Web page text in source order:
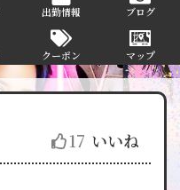
出勤情報 ブログ
クーポン マップ
17 いいね